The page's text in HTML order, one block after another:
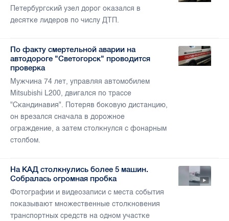
Петербургский узел дорог оказался в
десятке лидеров по числу ДТП.
По факту смертельной аварии на
автодороге "Светогорск" проводится
проверка
Мужчина 74 лет, управляя автомобилем
Mitsubishi L200, двигался по трассе
"Скандинавия". Потеряв боковую дистанцию,
он врезался сначала в дорожное
ограждение, а затем столкнулся с фонарным
столбом.
На КАД столкнулись более 5 машин.
Собралась огромная пробка
Фотографии и видеозаписи с места события
показывают множественные столкновения
транспортных средств на одном участке